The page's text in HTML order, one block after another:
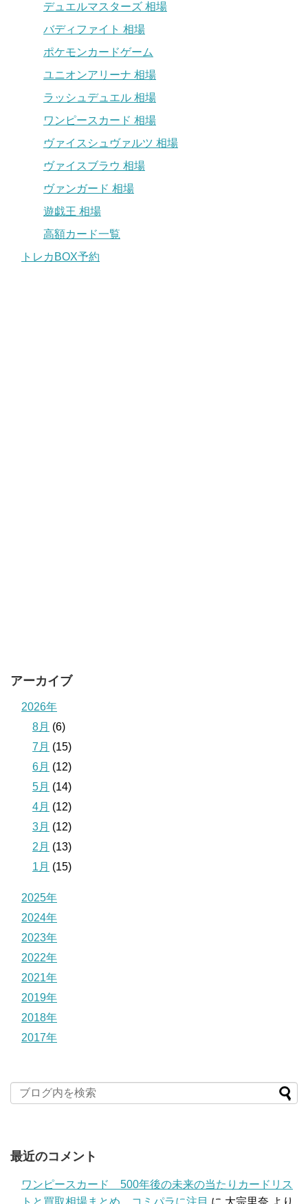
デュエルマスターズ 相場
バディファイト 相場
ポケモンカードゲーム
ユニオンアリーナ 相場
ラッシュデュエル 相場
ワンピースカード 相場
ヴァイスシュヴァルツ 相場
ヴァイスブラウ 相場
ヴァンガード 相場
遊戯王 相場
高額カード一覧
トレカBOX予約
アーカイブ
2026年
8月 (6)
7月 (15)
6月 (12)
5月 (14)
4月 (12)
3月 (12)
2月 (13)
1月 (15)
2025年
2024年
2023年
2022年
2021年
2019年
2018年
2017年
最近のコメント
ワンピースカード 500年後の未来の当たりカードリス
トと買取相場まとめ コミパラに注目 に 大宗里奈 より